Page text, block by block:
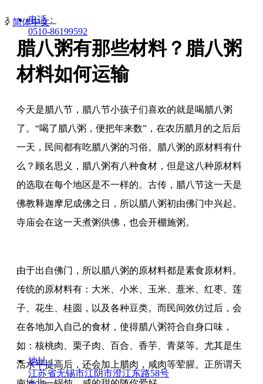
电话：
0510-86199592
ꀅ 简体中文
腊八粥有那些材料？腊八粥
材料如何运输
今天是腊八节，腊八节小孩子们喜欢的就是喝腊八粥
了。“喝了腊八粥，便把年来数”，在农历腊月的之后后
一天，民间都有吃腊八粥的习俗。腊八粥的原材料有什
么？顾名思义，腊八粥有八种食材，但是这八种原材料
的选取在每个地区是不一样的。古传，腊八节这一天是
佛教释迦摩尼成佛之日，所以腊八粥初由佛门中兴起。
寺庙会在这一天煮粥供佛，也会开棚施粥。
由于出自佛门，所以腊八粥的原材料都是素食原材料。
传统的原材料有：大米、小米、玉米、薏米、红枣、莲
子、花生、桂圆，以及各种豆类。而民间效仿过后，会
在各地加入自己的食材，使得腊八粥符合自身口味，
如：核桃肉、栗子肉、百合、香芋、青菜等。尤其是生
活水平提高后，还会加上腊肉，咸肉等荤腥。正所谓天
地址：
江苏省无锡市江阴市澄江东路58号